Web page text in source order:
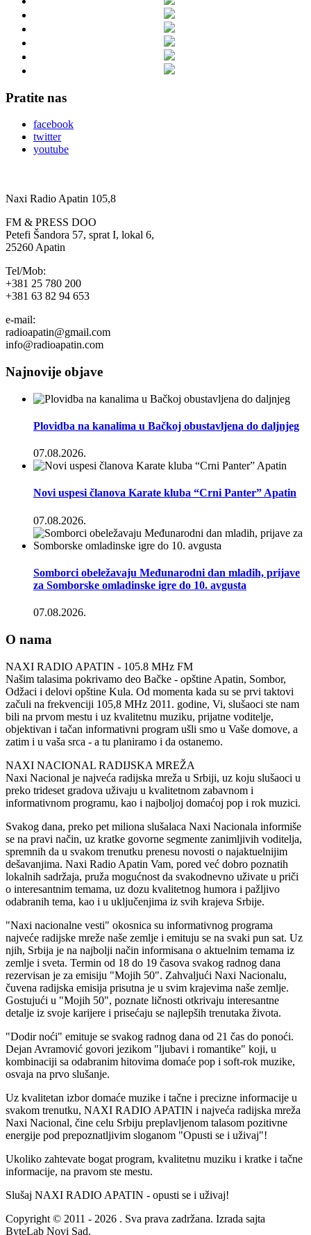
Pratite nas
facebook
twitter
youtube
Naxi Radio Apatin 105,8
FM & PRESS DOO
Petefi Šandora 57, sprat I, lokal 6,
25260 Apatin
Tel/Mob:
+381 25 780 200
+381 63 82 94 653
e-mail:
radioapatin@gmail.com
info@radioapatin.com
Najnovije objave
Plovidba na kanalima u Bačkoj obustavljena do daljnjeg
07.08.2026.
Novi uspesi članova Karate kluba “Crni Panter” Apatin
07.08.2026.
Somborci obeležavaju Međunarodni dan mladih, prijave
za Somborske omladinske igre do 10. avgusta
07.08.2026.
O nama
NAXI RADIO APATIN - 105.8 MHz FM
Našim talasima pokrivamo deo Bačke - opštine Apatin, Sombor,
Odžaci i delovi opštine Kula. Od momenta kada su se prvi taktovi
začuli na frekvenciji 105,8 MHz 2011. godine, Vi, slušaoci ste nam
bili na prvom mestu i uz kvalitetnu muziku, prijatne voditelje,
objektivan i tačan informativni program ušli smo u Vaše domove, a
zatim i u vaša srca - a tu planiramo i da ostanemo.
NAXI NACIONAL RADIJSKA MREŽA
Naxi Nacional je najveća radijska mreža u Srbiji, uz koju slušaoci u
preko trideset gradova uživaju u kvalitetnom zabavnom i
informativnom programu, kao i najboljoj domaćoj pop i rok muzici.
Svakog dana, preko pet miliona slušalaca Naxi Nacionala informiše
se na pravi način, uz kratke govorne segmente zanimljivih voditelja,
spremnih da u svakom trenutku prenesu novosti o najaktuelnijim
dešavanjima. Naxi Radio Apatin Vam, pored već dobro poznatih
lokalnih sadržaja, pruža mogućnost da svakodnevno uživate u priči
o interesantnim temama, uz dozu kvalitetnog humora i pažljivo
odabranih tema, kao i u uključenjima iz svih krajeva Srbije.
"Naxi nacionalne vesti" okosnica su informativnog programa
najveće radijske mreže naše zemlje i emituju se na svaki pun sat. Uz
njih, Srbija je na najbolji način informisana o aktuelnim temama iz
zemlje i sveta. Termin od 18 do 19 časova svakog radnog dana
rezervisan je za emisiju "Mojih 50". Zahvaljući Naxi Nacionalu,
čuvena radijska emisija prisutna je u svim krajevima naše zemlje.
Gostujući u "Mojih 50", poznate ličnosti otkrivaju interesantne
detalje iz svoje karijere i prisećaju se najlepših trenutaka života.
"Dodir noći" emituje se svakog radnog dana od 21 čas do ponoći.
Dejan Avramović govori jezikom "ljubavi i romantike" koji, u
kombinaciji sa odabranim hitovima domaće pop i soft-rok muzike,
osvaja na prvo slušanje.
Uz kvalitetan izbor domaće muzike i tačne i precizne informacije u
svakom trenutku, NAXI RADIO APATIN i najveća radijska mreža
Naxi Nacional, čine celu Srbiju preplavljenom talasom pozitivne
energije pod prepoznatljivim sloganom "Opusti se i uživaj"!
Ukoliko zahtevate bogat program, kvalitetnu muziku i kratke i tačne
informacije, na pravom ste mestu.
Slušaj NAXI RADIO APATIN - opusti se i uživaj!
Copyright © 2011 - 2026 . Sva prava zadržana. Izrada sajta
ByteLab Novi Sad.